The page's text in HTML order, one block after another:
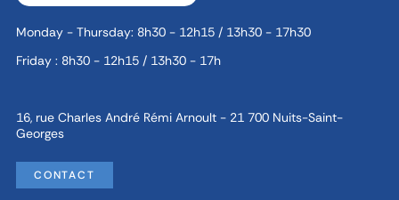
Monday - Thursday: 8h30 - 12h15 / 13h30 - 17h30
Friday : 8h30 - 12h15 / 13h30 - 17h
16, rue Charles André Rémi Arnoult - 21 700 Nuits-Saint-
Georges
CONTACT